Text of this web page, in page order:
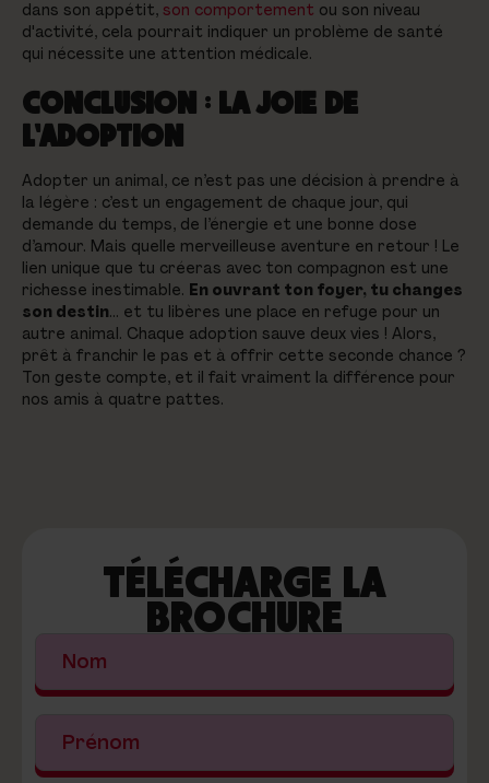
dans son appétit, son comportement ou son niveau
d'activité, cela pourrait indiquer un problème de santé
qui nécessite une attention médicale.
CONCLUSION : LA JOIE DE
L'ADOPTION
Adopter un animal, ce n’est pas une décision à prendre à
la légère : c’est un engagement de chaque jour, qui
demande du temps, de l’énergie et une bonne dose
d’amour. Mais quelle merveilleuse aventure en retour ! Le
lien unique que tu créeras avec ton compagnon est une
richesse inestimable. En ouvrant ton foyer, tu changes
son destin… et tu libères une place en refuge pour un
autre animal. Chaque adoption sauve deux vies ! Alors,
prêt à franchir le pas et à offrir cette seconde chance ?
Ton geste compte, et il fait vraiment la différence pour
nos amis à quatre pattes.
TÉLÉCHARGE LA
BROCHURE